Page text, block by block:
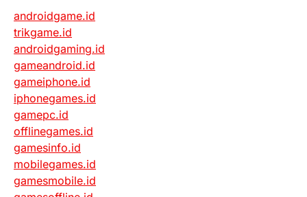
androidgame.id
trikgame.id
androidgaming.id
gameandroid.id
gameiphone.id
iphonegames.id
gamepc.id
offlinegames.id
gamesinfo.id
mobilegames.id
gamesmobile.id